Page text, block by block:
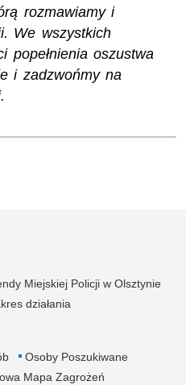
rozmawiamy i
We wszystkich
popełnienia oszustwa
i zadzwońmy na
Miejskiej Policji w Olsztynie
działania
Osoby Poszukiwane
Mapa Zagrożeń